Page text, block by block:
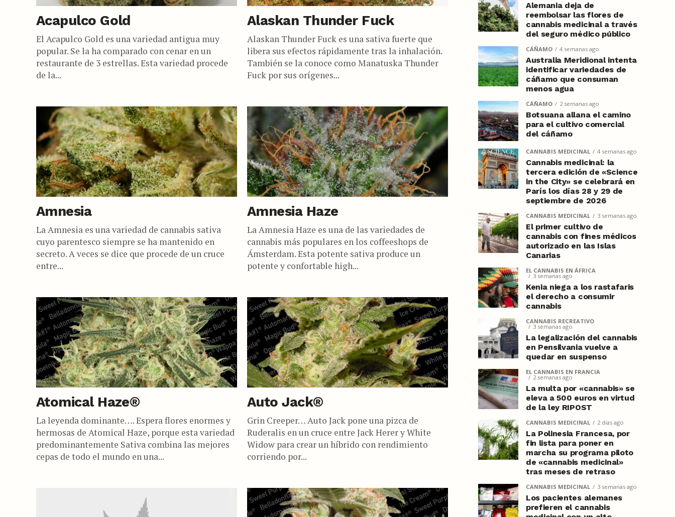
Acapulco Gold
El Acapulco Gold es una variedad antigua muy
popular. Se la ha comparado con cenar en un
restaurante de 3 estrellas. Esta variedad procede
de la...
Alaskan Thunder Fuck
Alaskan Thunder Fuck es una sativa fuerte que
libera sus efectos rápidamente tras la inhalación.
También se la conoce como Manatuska Thunder
Fuck por sus orígenes...
Amnesia
La Amnesia es una variedad de cannabis sativa
cuyo parentesco siempre se ha mantenido en
secreto. A veces se dice que procede de un cruce
entre...
Amnesia Haze
La Amnesia Haze es una de las variedades de
cannabis más populares en los coffeeshops de
Ámsterdam. Esta potente sativa produce un
potente y confortable high...
Atomical Haze®
La leyenda dominante…. Espera flores enormes y
hermosas de Atomical Haze, porque esta variedad
predominantemente Sativa combina las mejores
cepas de todo el mundo en una...
Auto Jack®
Grin Creeper… Auto Jack pone una pizca de
Ruderalis en un cruce entre Jack Herer y White
Widow para crear un híbrido con rendimiento
corriendo por...
Alemania deja de
reembolsar las flores de
cannabis medicinal a través
del seguro médico público
CÁÑAMO 4 semanas ago
Australia Meridional intenta
identificar variedades de
cáñamo que consuman
menos agua
CÁÑAMO 2 semanas ago
Botsuana allana el camino
para el cultivo comercial
del cáñamo
CANNABIS MEDICINAL 4 semanas ago
Cannabis medicinal: la
tercera edición de «Science
in the City» se celebrará en
París los días 28 y 29 de
septiembre de 2026
CANNABIS MEDICINAL 3 semanas ago
El primer cultivo de
cannabis con fines médicos
autorizado en las Islas
Canarias
EL CANNABIS EN ÁFRICA
3 semanas ago
Kenia niega a los rastafaris
el derecho a consumir
cannabis
CANNABIS RECREATIVO
3 semanas ago
La legalización del cannabis
en Pensilvania vuelve a
quedar en suspenso
EL CANNABIS EN FRANCIA
2 semanas ago
La multa por «cannabis» se
eleva a 500 euros en virtud
de la ley RIPOST
CANNABIS MEDICINAL 2 días ago
La Polinesia Francesa, por
fin lista para poner en
marcha su programa piloto
de «cannabis medicinal»
tras meses de retraso
CANNABIS MEDICINAL 3 semanas ago
Los pacientes alemanes
prefieren el cannabis